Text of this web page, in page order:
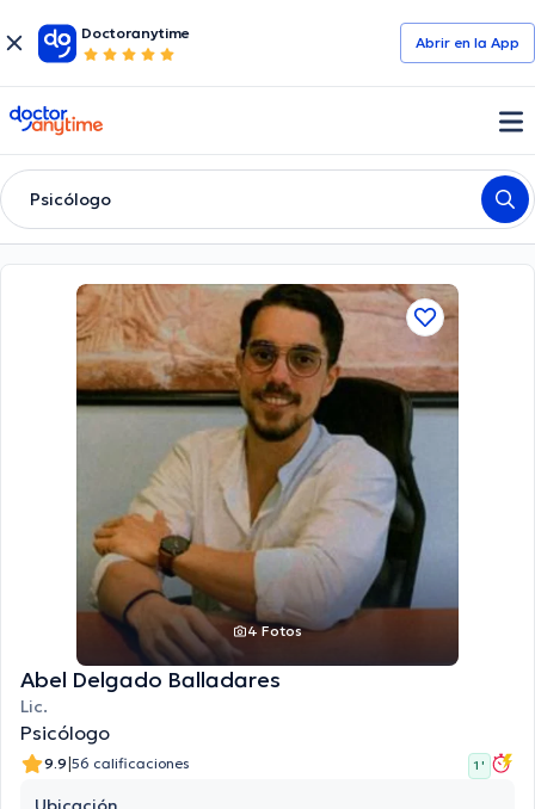
Doctoranytime
Abrir en la App
doctoranytime
Psicólogo
4 Fotos
Abel Delgado Balladares
Lic.
Psicólogo
9.9|56 calificaciones 1 '